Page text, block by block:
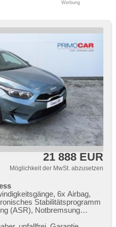
Werbung
21 888 EUR
Möglichkeit der MwSt. abzusetzen
6x Airbag,
Stabilitätsprogramm
(ASR), Notbremsung